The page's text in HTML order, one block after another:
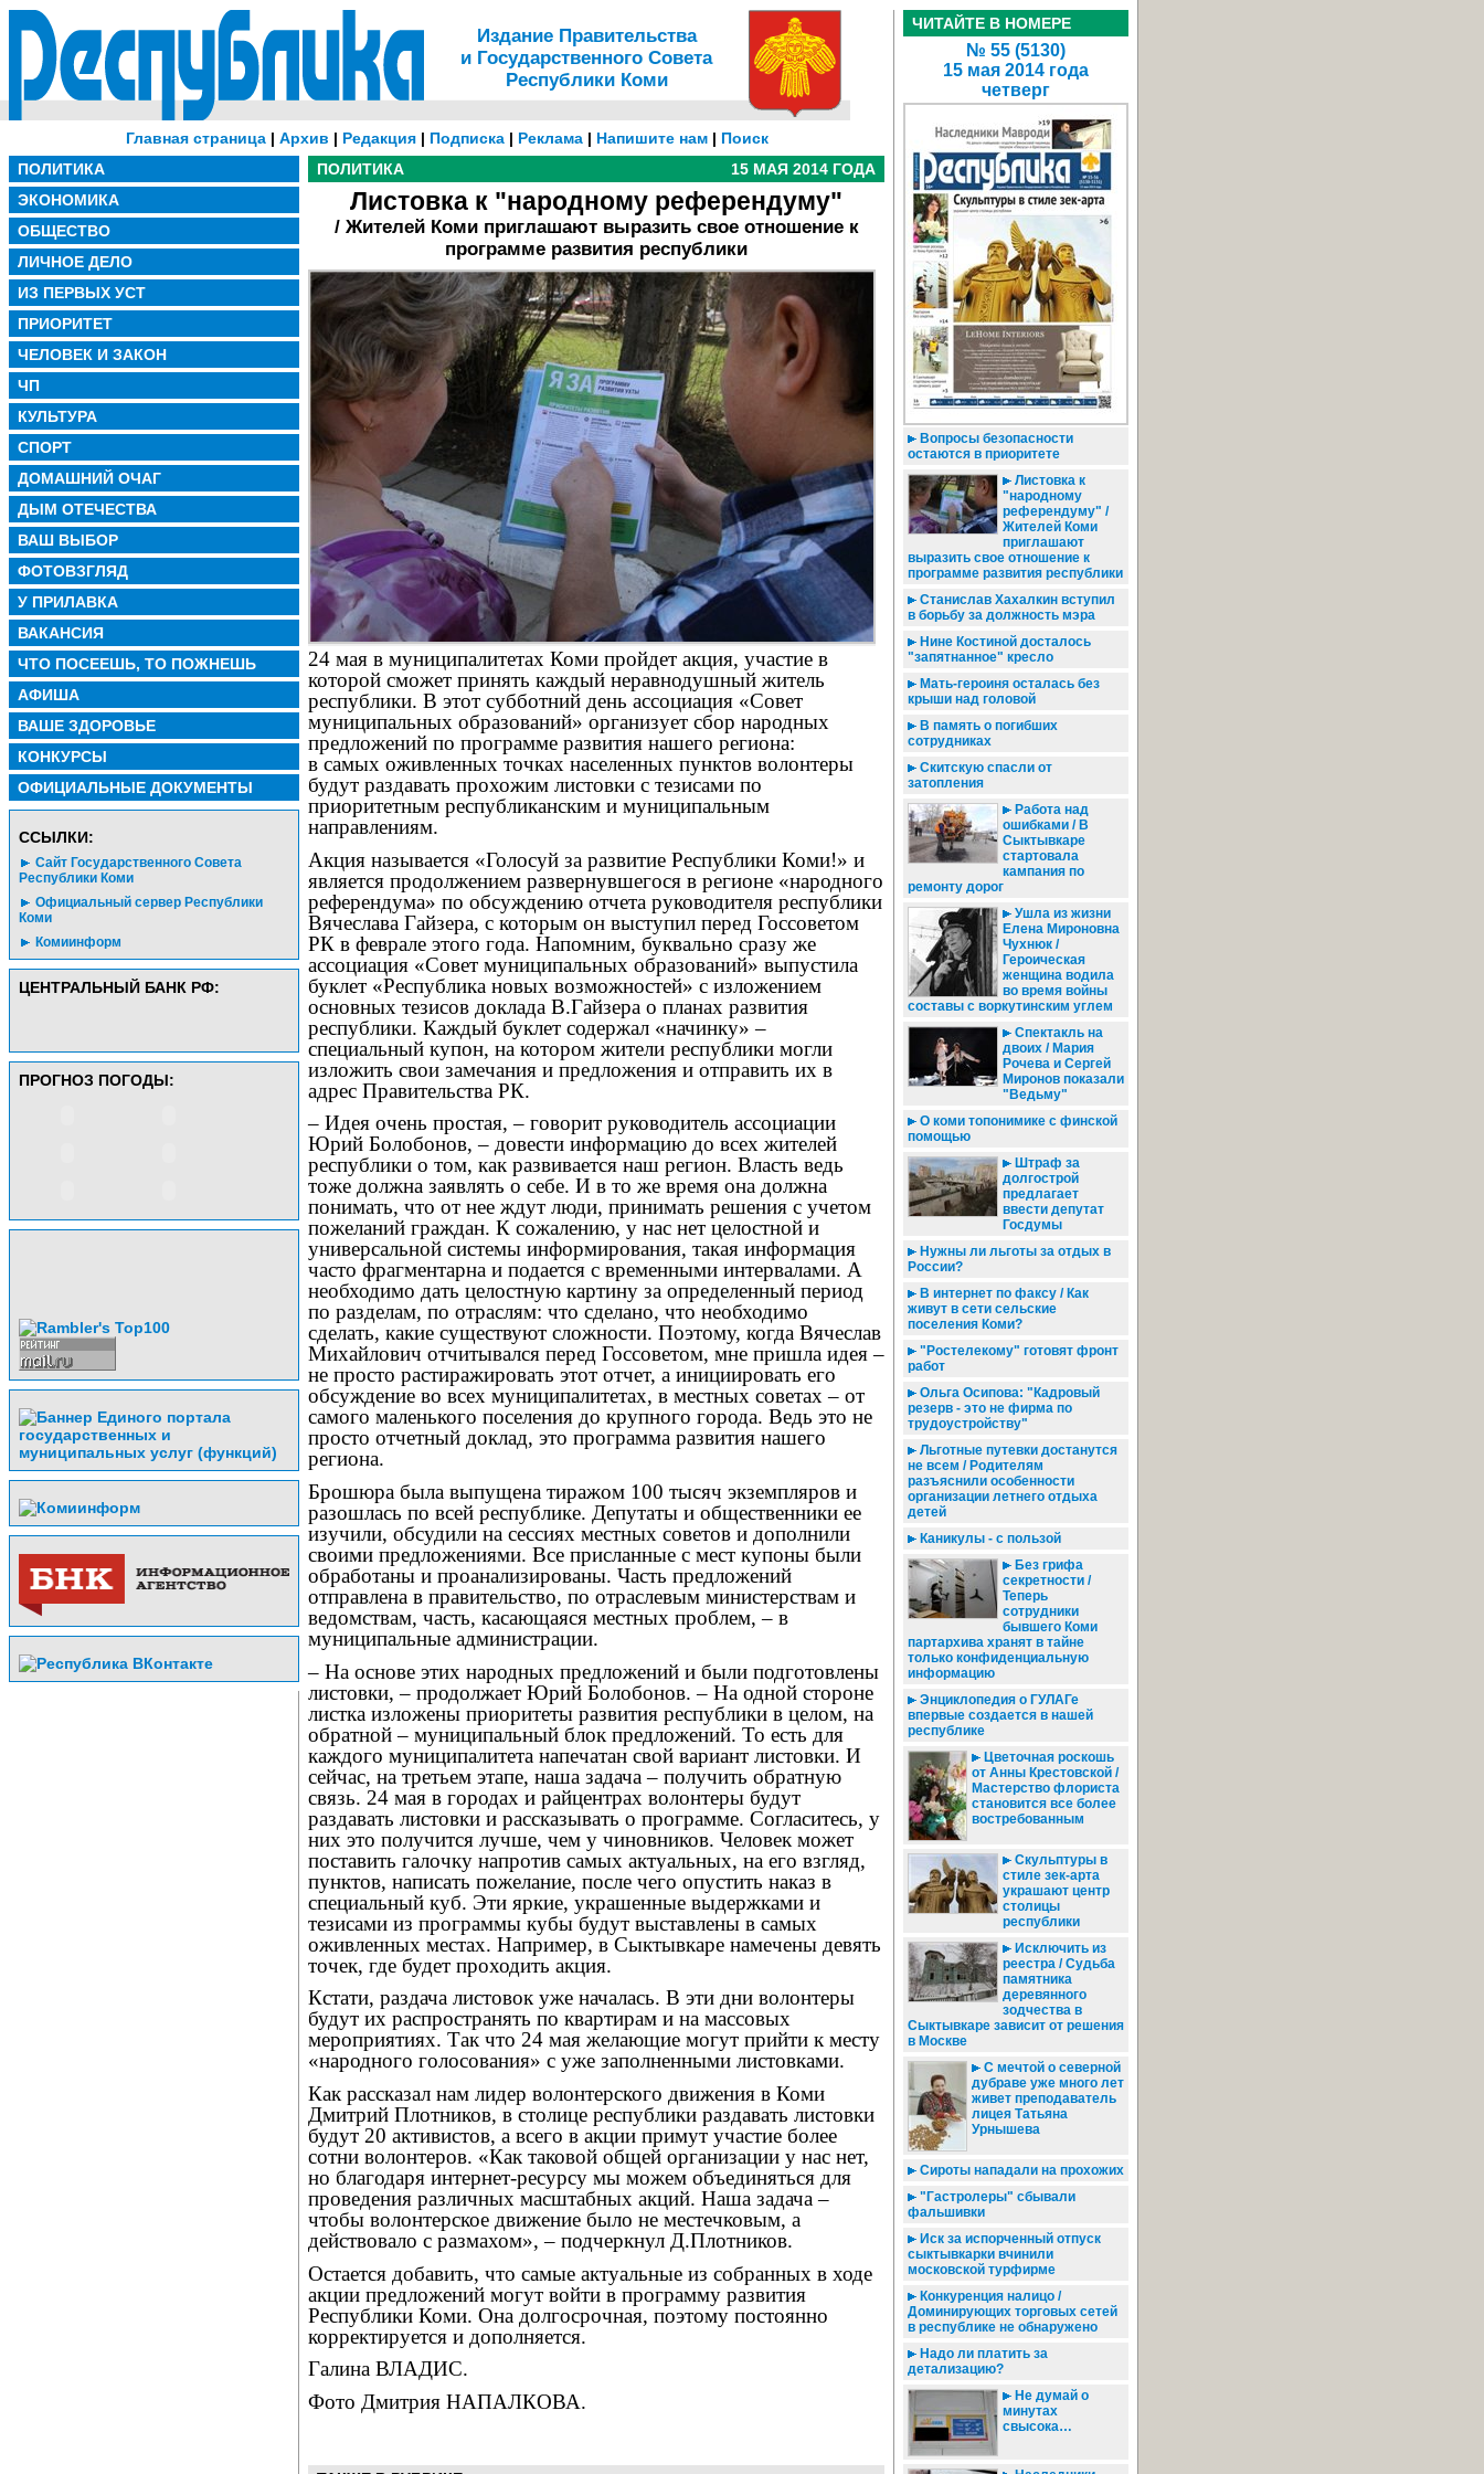
Издание Правительства
и Государственного Совета
Республики Коми
Главная страница| Архив | Редакция| Подписка| Реклама| Напишите нам| Поиск
ПОЛИТИКА
ЭКОНОМИКА
ОБЩЕСТВО
ЛИЧНОЕ ДЕЛО
ИЗ ПЕРВЫХ УСТ
ПРИОРИТЕТ
ЧЕЛОВЕК И ЗАКОН
ЧП
КУЛЬТУРА
СПОРТ
ДОМАШНИЙ ОЧАГ
ДЫМ ОТЕЧЕСТВА
ВАШ ВЫБОР
ФОТОВЗГЛЯД
У ПРИЛАВКА
ВАКАНСИЯ
ЧТО ПОСЕЕШЬ, ТО ПОЖНЕШЬ
АФИША
ВАШЕ ЗДОРОВЬЕ
КОНКУРСЫ
ОФИЦИАЛЬНЫЕ ДОКУМЕНТЫ
CСЫЛКИ:
Сайт Государственного Совета
Республики Коми
Официальный сервер Республики
Коми
Комиинформ
ЦЕНТРАЛЬНЫЙ БАНК РФ:
ПРОГНОЗ ПОГОДЫ:
ПОЛИТИКА 15 МАЯ 2014 ГОДА
Листовка к "народному референдуму"
/ Жителей Коми приглашают выразить свое отношение к
программе развития республики
24 мая в муниципалитетах Коми пройдет акция, участие в
которой сможет принять каждый неравнодушный житель
республики. В этот субботний день ассоциация «Совет
муниципальных образований» организует сбор народных
предложений по программе развития нашего региона:
в самых оживленных точках населенных пунктов волонтеры
будут раздавать прохожим листовки с тезисами по
приоритетным республиканским и муниципальным
направлениям.
Акция называется «Голосуй за развитие Республики Коми!» и
является продолжением развернувшегося в регионе «народного
референдума» по обсуждению отчета руководителя республики
Вячеслава Гайзера, с которым он выступил перед Госсоветом
РК в феврале этого года. Напомним, буквально сразу же
ассоциация «Совет муниципальных образований» выпустила
буклет «Республика новых возможностей» с изложением
основных тезисов доклада В.Гайзера о планах развития
республики. Каждый буклет содержал «начинку» –
специальный купон, на котором жители республики могли
изложить свои замечания и предложения и отправить их в
адрес Правительства РК.
– Идея очень простая, – говорит руководитель ассоциации
Юрий Болобонов, – довести информацию до всех жителей
республики о том, как развивается наш регион. Власть ведь
тоже должна заявлять о себе. И в то же время она должна
понимать, что от нее ждут люди, принимать решения с учетом
пожеланий граждан. К сожалению, у нас нет целостной и
универсальной системы информирования, такая информация
часто фрагментарна и подается с временными интервалами. А
необходимо дать целостную картину за определенный период
по разделам, по отраслям: что сделано, что необходимо
сделать, какие существуют сложности. Поэтому, когда Вячеслав
Михайлович отчитывался перед Госсоветом, мне пришла идея –
не просто растиражировать этот отчет, а инициировать его
обсуждение во всех муниципалитетах, в местных советах – от
самого маленького поселения до крупного города. Ведь это не
просто отчетный доклад, это программа развития нашего
региона.
Брошюра была выпущена тиражом 100 тысяч экземпляров и
разошлась по всей республике. Депутаты и общественники ее
изучили, обсудили на сессиях местных советов и дополнили
своими предложениями. Все присланные с мест купоны были
обработаны и проанализированы. Часть предложений
отправлена в правительство, по отраслевым министерствам и
ведомствам, часть, касающаяся местных проблем, – в
муниципальные администрации.
– На основе этих народных предложений и были подготовлены
листовки, – продолжает Юрий Болобонов. – На одной стороне
листка изложены приоритеты развития республики в целом, на
обратной – муниципальный блок предложений. То есть для
каждого муниципалитета напечатан свой вариант листовки. И
сейчас, на третьем этапе, наша задача – получить обратную
связь. 24 мая в городах и райцентрах волонтеры будут
раздавать листовки и рассказывать о программе. Согласитесь, у
них это получится лучше, чем у чиновников. Человек может
поставить галочку напротив самых актуальных, на его взгляд,
пунктов, написать пожелание, после чего опустить наказ в
специальный куб. Эти яркие, украшенные выдержками и
тезисами из программы кубы будут выставлены в самых
оживленных местах. Например, в Сыктывкаре намечены девять
точек, где будет проходить акция.
Кстати, раздача листовок уже началась. В эти дни волонтеры
будут их распространять по квартирам и на массовых
мероприятиях. Так что 24 мая желающие могут прийти к месту
«народного голосования» с уже заполненными листовками.
Как рассказал нам лидер волонтерского движения в Коми
Дмитрий Плотников, в столице республики раздавать листовки
будут 20 активистов, а всего в акции примут участие более
сотни волонтеров. «Как таковой общей организации у нас нет,
но благодаря интернет-ресурсу мы можем объединяться для
проведения различных масштабных акций. Наша задача –
чтобы волонтерское движение было не местечковым, а
действовало с размахом», – подчеркнул Д.Плотников.
Остается добавить, что самые актуальные из собранных в ходе
акции предложений могут войти в программу развития
Республики Коми. Она долгосрочная, поэтому постоянно
корректируется и дополняется.
Галина ВЛАДИС.
Фото Дмитрия НАПАЛКОВА.
ЧИТАЙТЕ В НОМЕРЕ
№ 55 (5130)
15 мая 2014 года
четверг
Вопросы безопасности
остаются в приоритете
Листовка к
"народному
референдуму" /
Жителей Коми
приглашают
выразить свое отношение к
программе развития республики
Станислав Хахалкин вступил
в борьбу за должность мэра
Нине Костиной досталось
"запятнанное" кресло
Мать-героиня осталась без
крыши над головой
В память о погибших
сотрудниках
Скитскую спасли от
затопления
Работа над
ошибками / В
Сыктывкаре
стартовала
кампания по
ремонту дорог
Ушла из жизни
Елена Мироновна
Чухнюк /
Героическая
женщина водила
во время войны
составы с воркутинским углем
Спектакль на
двоих / Мария
Рочева и Сергей
Миронов показали
"Ведьму"
О коми топонимике с финской
помощью
Штраф за
долгострой
предлагает
ввести депутат
Госдумы
Нужны ли льготы за отдых в
России?
В интернет по факсу / Как
живут в сети сельские
поселения Коми?
"Ростелекому" готовят фронт
работ
Ольга Осипова: "Кадровый
резерв - это не фирма по
трудоустройству"
Льготные путевки достанутся
не всем / Родителям
разъяснили особенности
организации летнего отдыха
детей
Каникулы - с пользой
Без грифа
секретности /
Теперь
сотрудники
бывшего Коми
партархива хранят в тайне
только конфиденциальную
информацию
Энциклопедия о ГУЛАГе
впервые создается в нашей
республике
Цветочная роскошь
от Анны Крестовской /
Мастерство флориста
становится все более
востребованным
Скульптуры в
стиле зек-арта
украшают центр
столицы
республики
Исключить из
реестра / Судьба
памятника
деревянного
зодчества в
Сыктывкаре зависит от решения
в Москве
С мечтой о северной
дубраве уже много лет
живет преподаватель
лицея Татьяна
Урнышева
Сироты нападали на прохожих
"Гастролеры" сбывали
фальшивки
Иск за испорченный отпуск
сыктывкарки вчинили
московской турфирме
Конкуренция налицо /
Доминирующих торговых сетей
в республике не обнаружено
Надо ли платить за
детализацию?
Не думай о
минутах
свысока…